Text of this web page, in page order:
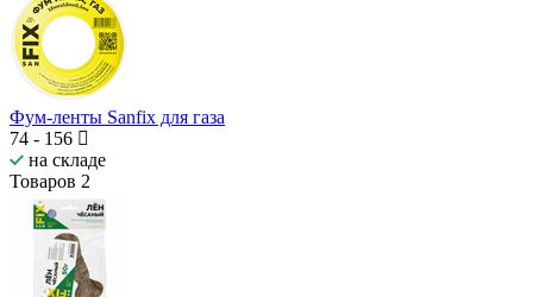
Фум-ленты Sanfix для газа
74 - 156
на складе
Товаров 2